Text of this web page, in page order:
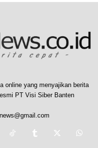
online yang menyajikan berita
PT Visi Siber Banten